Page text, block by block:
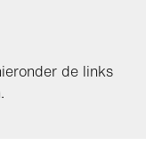
de links